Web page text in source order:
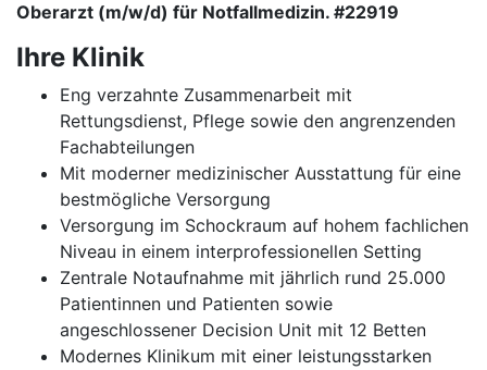
Oberarzt (m/w/d) für Notfallmedizin. #22919
Ihre Klinik
Eng verzahnte Zusammenarbeit mit
Rettungsdienst, Pflege sowie den angrenzenden
Fachabteilungen
Mit moderner medizinischer Ausstattung für eine
bestmögliche Versorgung
Versorgung im Schockraum auf hohem fachlichen
Niveau in einem interprofessionellen Setting
Zentrale Notaufnahme mit jährlich rund 25.000
Patientinnen und Patienten sowie
angeschlossener Decision Unit mit 12 Betten
Modernes Klinikum mit einer leistungsstarken